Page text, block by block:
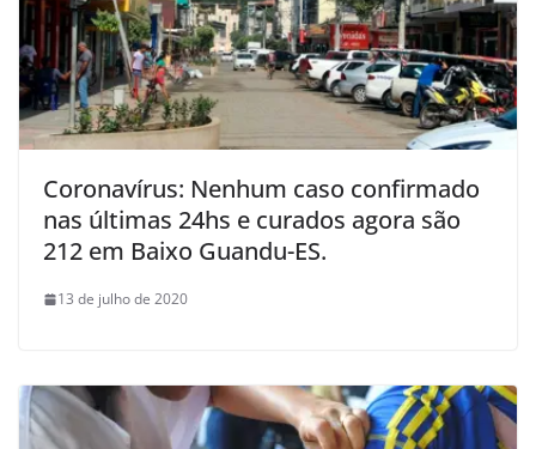
Coronavírus: Nenhum caso confirmado
nas últimas 24hs e curados agora são
212 em Baixo Guandu-ES.
13 de julho de 2020